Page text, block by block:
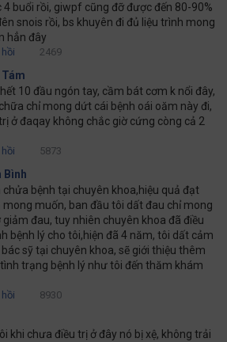
buổi rồi, giwpf cũng đỡ được đến 80-90%
snois rồi, bs khuyên đi đủ liệu trình mong
hẳn đây
2469
10 đầu ngón tay, cầm bát cơm k nổi đây,
chỉ mong dứt cái bệnh oái oăm này đi,
ở đaqay không chắc giờ cứng còng cả 2
5873
Bình
chửa bệnh tại chuyên khoa,hiệu quả đạt
mong muốn, ban đầu tôi dất đau chỉ mong
đau, tuy nhiên chuyên khoa đã điều
bệnh lý cho tôi,hiện đã 4 năm, tôi dất cảm
sỹ tại chuyên khoa, sẽ giới thiệu thêm
trạng bệnh lý như tôi đến thăm khám
8930
khi chưa điều trị ở đây nó bị xệ, không trải